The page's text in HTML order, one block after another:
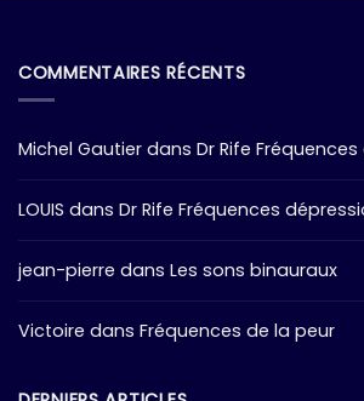
COMMENTAIRES RÉCENTS
Michel Gautier dans Dr Rife
LOUIS dans Dr Rife Fréquences
jean-pierre dans Les sons binauraux
Victoire dans Fréquences de la peur